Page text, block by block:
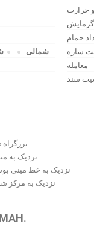
حرارت
حمام
شمالی سازه
معامله
سند
E5 بزرگراه
نزدیک به
نزدیک به خط مینی
نزدیک به مرکز